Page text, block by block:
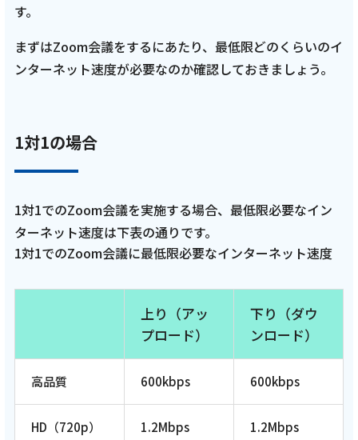
ご利用約款・重要事項説明書
プライバシーポリシー
す。
まずはZoom会議をするにあたり、最低限どのくらいのイ
ンターネット速度が必要なのか確認しておきましょう。
1対1の場合
1対1でのZoom会議を実施する場合、最低限必要なイン
ターネット速度は下表の通りです。
1対1でのZoom会議に最低限必要なインターネット速度
上り（アッ
プロード）
下り（ダウ
ンロード）
高品質 600kbps 600kbps
HD（720p） 1.2Mbps 1.2Mbps